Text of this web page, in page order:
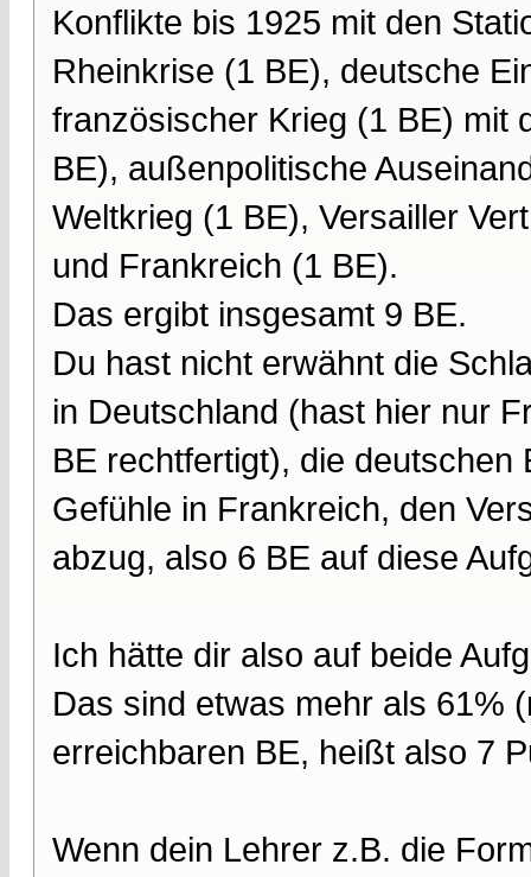
Konflikte bis 1925 mit den
Rheinkrise (1 BE), deutsche
französischer Krieg (1 BE) mit
BE), außenpolitische
Weltkrieg (1 BE), Versailler
und Frankreich (1 BE).
Das ergibt insgesamt 9 BE.
Du hast nicht erwähnt die
in Deutschland (hast hier nur
BE rechtfertigt), die
Gefühle in Frankreich, den
abzug, also 6 BE auf diese
Ich hätte dir also auf beide
Das sind etwas mehr als 61%
erreichbaren BE, heißt also 7
Wenn dein Lehrer z.B. die